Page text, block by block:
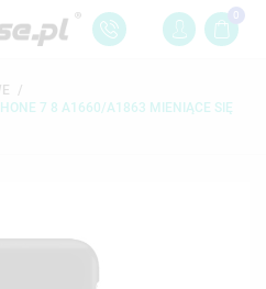
0
7 8 A1660/A1863 MIENIĄCE SIĘ